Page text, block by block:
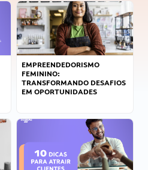
EMPREENDEDORISMO
FEMININO:
TRANSFORMANDO DESAFIOS
EM OPORTUNIDADES